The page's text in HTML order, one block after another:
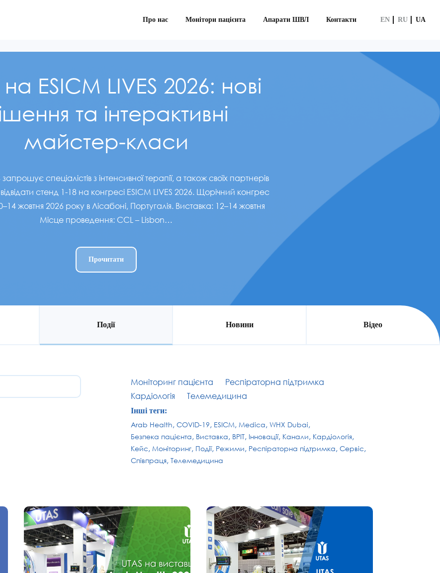
Про нас Монітори пацієнта Апарати ШВЛ Контакти EN RU UA
на ESICM LIVES 2026: нові
та інтерактивні
майстер-класи
спеціалістів з інтенсивної терапії, а також своїх партнерів
відвідати стенд 1-18 на конгресі ESICM LIVES 2026. Щорічний конгрес
жовтня 2026 року в Лісабоні, Португалія. Виставка: 12–14 жовтня
Місце проведення: CCL – Lisbon…
Прочитати
Події Новини Відео
Моніторинг пацієнта
Респіраторна підтримка
Кардіологія
Телемедицина
Інші теги:
Arab Health COVID-19 ESICM Medica WHX Dubai
Безпека пацієнта Виставка ВРІТ Інновації Канали Кардіологія
Кейс Моніторинг Події Режими Респіраторна підтримка Сервіс
Співпраця Телемедицина